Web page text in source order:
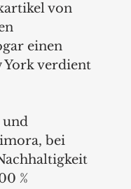
von
einen
York verdient
und
bei
%